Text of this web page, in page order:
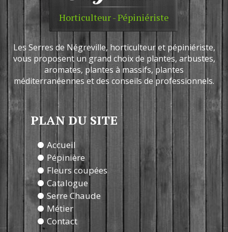
Horticulteur - Pépiniériste
Les Serres de Négreville, horticulteur et pépiniériste,
vous proposent un grand choix de plantes, arbustes,
aromates, plantes à massifs, plantes
méditerranéennes et des conseils de professionnels.
PLAN DU SITE
Accueil
Pépinière
Fleurs coupées
Catalogue
Serre Chaude
Métier
Contact